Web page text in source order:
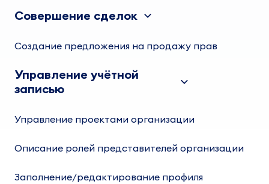
Совершение сделок
Создание предложения на продажу прав
Управление учётной
записью
Управление проектами организации
Описание ролей представителей организации
Заполнение/редактирование профиля